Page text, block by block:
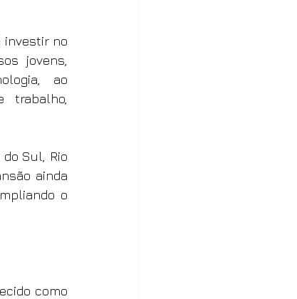
investir no
jovens,
ao
trabalho,
Sul, Rio
ainda
o
como